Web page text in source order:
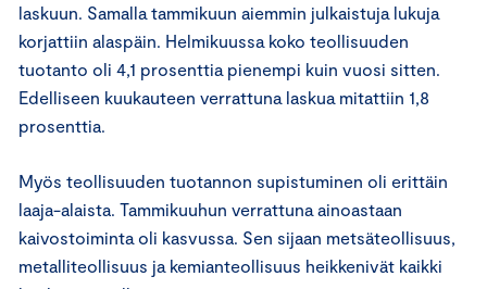
laskuun. Samalla tammikuun aiemmin julkaistuja lukuja
korjattiin alaspäin. Helmikuussa koko teollisuuden
tuotanto oli 4,1 prosenttia pienempi kuin vuosi sitten.
Edelliseen kuukauteen verrattuna laskua mitattiin 1,8
prosenttia.
Myös teollisuuden tuotannon supistuminen oli erittäin
laaja-alaista. Tammikuuhun verrattuna ainoastaan
kaivostoiminta oli kasvussa. Sen sijaan metsäteollisuus,
metalliteollisuus ja kemianteollisuus heikkenivät kaikki